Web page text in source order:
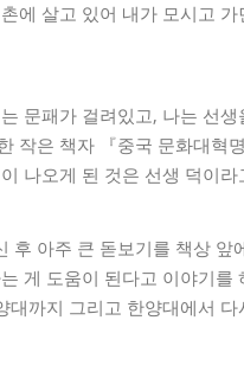
에 살고 있어 내가 모시고
문패가 걸려있고, 나는 선
작은 책자 『중국 문화대혁
나오게 된 것은 선생 덕이라
후 아주 큰 돋보기를 책상
게 도움이 된다고 이야기
대까지 그리고 한양대에서